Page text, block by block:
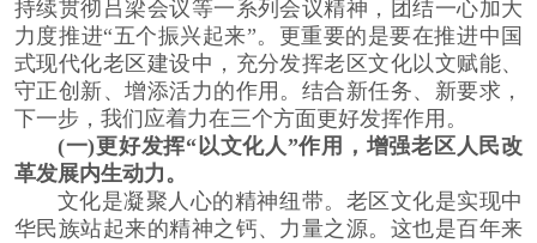
持续贯彻吕梁会议等一系列会议精神，团结一心加大
力度推进“五个振兴起来”。更重要的是要在推进中国
式现代化老区建设中，充分发挥老区文化以文赋能、
守正创新、增添活力的作用。结合新任务、新要求，
下一步，我们应着力在三个方面更好发挥作用。
(一)更好发挥“以文化人”作用，增强老区人民改
革发展内生动力。
文化是凝聚人心的精神纽带。老区文化是实现中
华民族站起来的精神之钙、力量之源。这也是百年来